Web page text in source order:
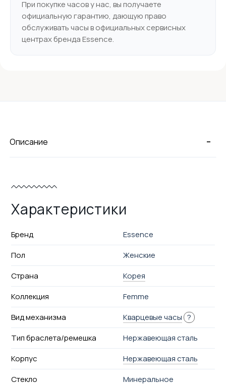
При покупке часов у нас, вы получаете
официальную гарантию, дающую право
обслуживать часы в официальных сервисных
центрах бренда Essence.
-
Описание
Характеристики
Бренд
Essence
Пол
Женские
Страна
Корея
Коллекция
Femme
Вид механизма
Кварцевые часы ?
Тип браслета/ремешка
Нержавеющая сталь
Корпус
Нержавеющая сталь
Стекло
Минеральное